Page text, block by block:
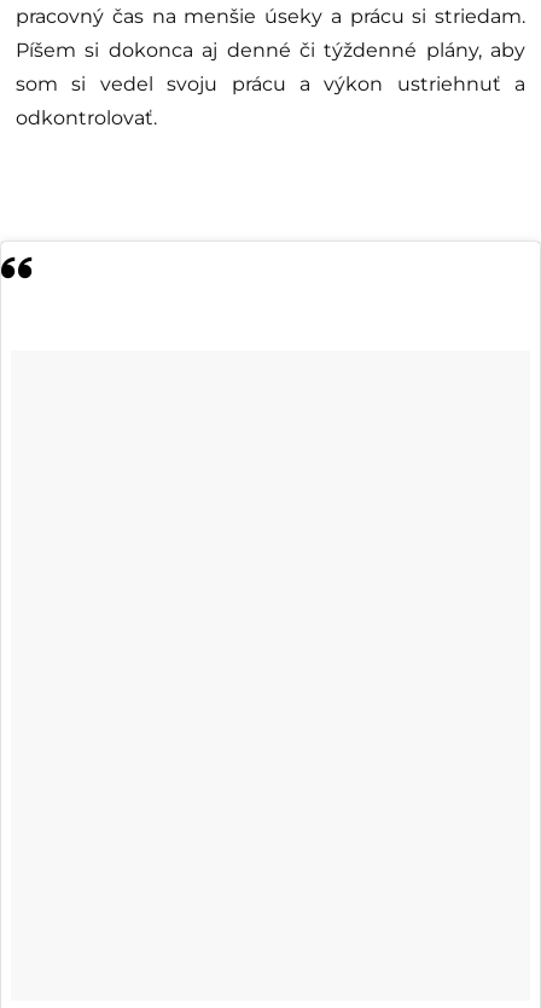
pracovný čas na menšie úseky a prácu si striedam.
Píšem si dokonca aj denné či týždenné plány, aby
som si vedel svoju prácu a výkon ustriehnuť a
odkontrolovať.